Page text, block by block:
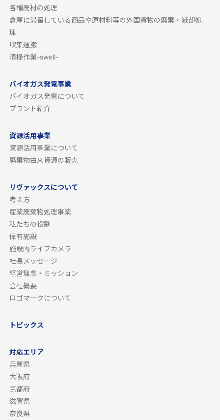
各種廃材の処理
倉庫に滞留している商品や原材料等の外国貨物の廃棄・滅却処
理
収集運搬
清掃作業-swell-
バイオガス発電事業
バイオガス発電について
プラント紹介
資源活用事業
資源活用事業について
廃棄物由来資源の販売
リヴァックスについて
考え方
産業廃棄物処理事業
私たちの役割
保有施設
施設内ライブカメラ
社長メッセージ
経営理念・ミッション
会社概要
ロゴマークについて
トピックス
対応エリア
兵庫県
大阪府
京都府
滋賀県
奈良県